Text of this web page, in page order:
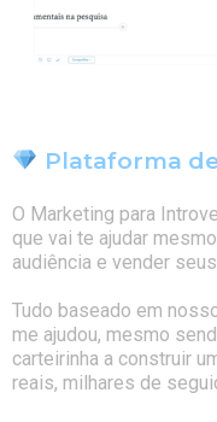
Plataforma
O Marketing para
que vai te ajudar
audiência e vender
Tudo baseado em
me ajudou, mesmo
carteirinha a construir
reais, milhares de